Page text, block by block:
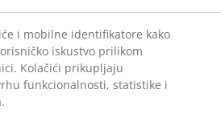
i mobilne identifikatore kako
iskustvo prilikom
Kolačići prikupljaju
funkcionalnosti, statistike i